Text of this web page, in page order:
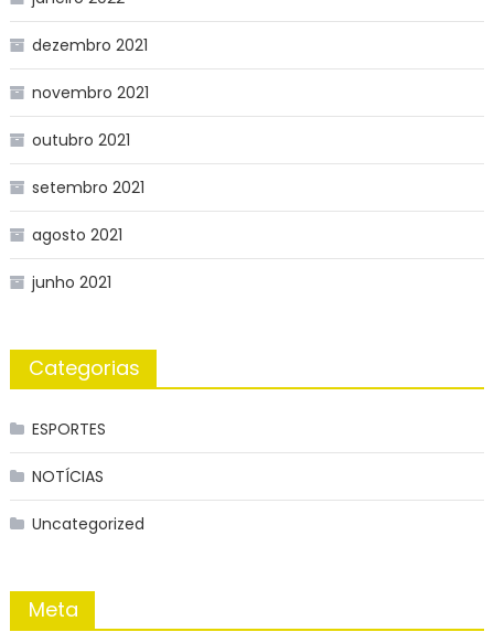
dezembro 2021
novembro 2021
outubro 2021
setembro 2021
agosto 2021
junho 2021
Categorias
ESPORTES
NOTÍCIAS
Uncategorized
Meta